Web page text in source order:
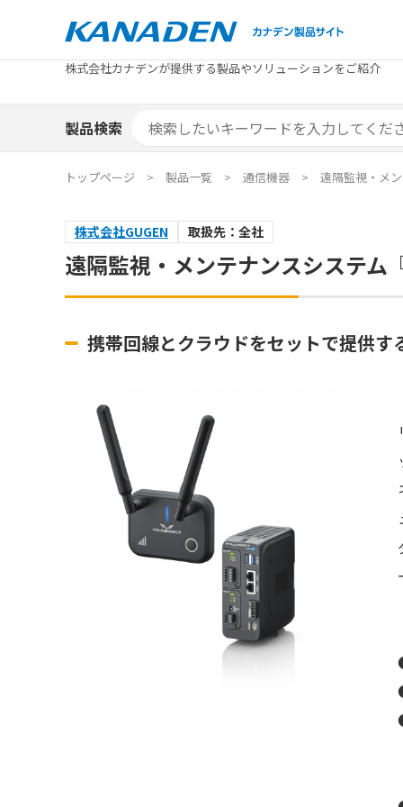
カテゴリから探す メー
エリア別おすすめ製品 特集
カタログ・技術資料
補助金検索システム 補助
トピックス お役
製品検索
株式会社カナデンが提供する製品やソリューションをご紹介
カテゴリから探す メー
エリア別おすすめ製品
補助金検索システム 補助
トピックス お役
製品検索
トップページ 製品一覧 通信機器 遠隔監視・メ
株式会社GUGEN 取扱先：全社
遠隔監視・メンテナンスシステム
携帯回線とクラウドをセットで提供